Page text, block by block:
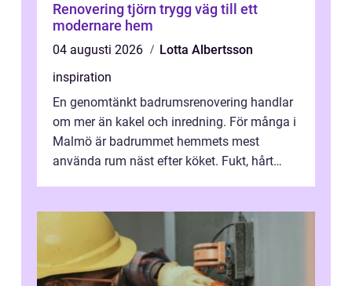
Renovering tjörn trygg väg till ett
modernare hem
04 augusti 2026
Lotta Albertsson
inspiration
En genomtänkt badrumsrenovering handlar
om mer än kakel och inredning. För många i
Malmö är badrummet hemmets mest
använda rum näst efter köket. Fukt, hårt